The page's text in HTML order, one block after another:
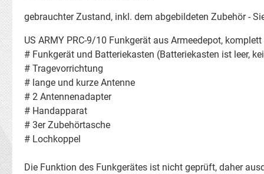
gebrauchter Zustand, inkl. dem abgebildeten Zubehör -
US ARMY PRC-9/10 Funkgerät aus Armeedepot,
# Funkgerät und Batteriekasten (Batteriekasten ist leer,
# Tragevorrichtung
# lange und kurze Antenne
# 2 Antennenadapter
# Handapparat
# 3er Zubehörtasche
# Lochkoppel
Die Funktion des Funkgerätes ist nicht geprüft, daher